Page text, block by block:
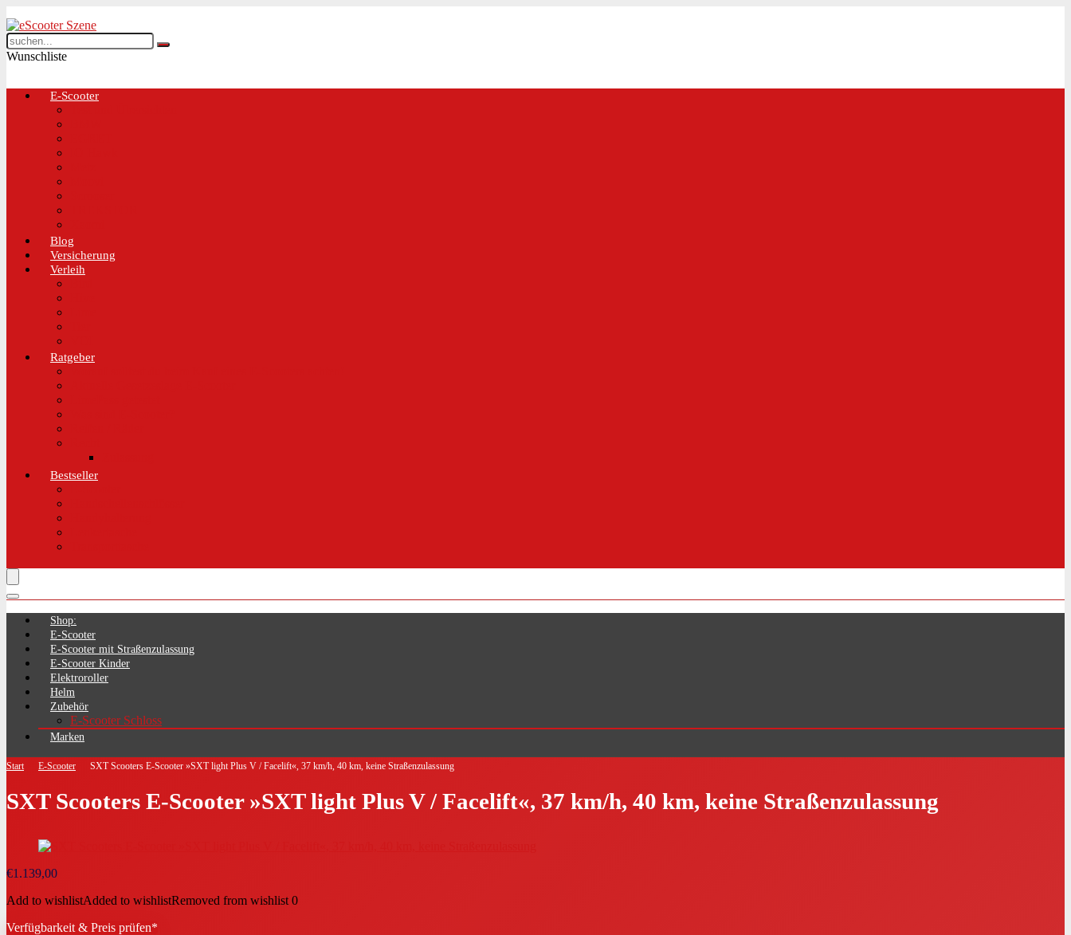
Wunschliste
E-Scooter
Blog
Versicherung
Verleih
Ratgeber
Bestseller
Shop:
E-Scooter
E-Scooter mit Straßenzulassung
E-Scooter Kinder
Elektroroller
Helm
Zubehör
E-Scooter Schloss
Marken
Start E-Scooter SXT Scooters E-Scooter »SXT light Plus V / Facelift«, 37 km/h, 40 km, keine Straßenzulassung
SXT Scooters E-Scooter »SXT light Plus V / Facelift«, 37 km/h, 40 km, keine Straßenzulassung
€1.139,00
Add to wishlistAdded to wishlistRemoved from wishlist 0
Verfügbarkeit & Preis prüfen*